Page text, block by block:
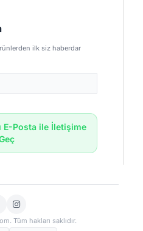
ilk siz haberdar
E-Posta ile İletişime
Tüm hakları saklıdır.